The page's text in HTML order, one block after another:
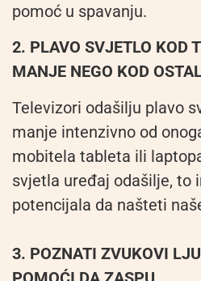
pomoć u spavanju.
2. PLAVO SVJETLO KOD
MANJE NEGO KOD
Televizori odašilju plavo
manje intenzivno od
mobitela tableta ili
svjetla uređaj odašilje, to
potencijala da našteti
3. POZNATI ZVUKOVI